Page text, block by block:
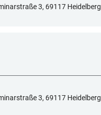
3, 69117 Heidelberg
3, 69117 Heidelberg